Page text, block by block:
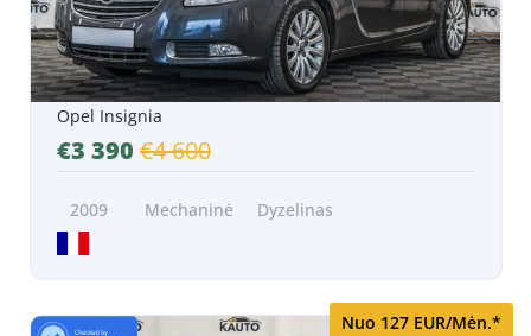
Opel Insignia
€3 390 €4 600
2009 Mechaninė Dyzelinas
Nuo 127 EUR/Mėn.*